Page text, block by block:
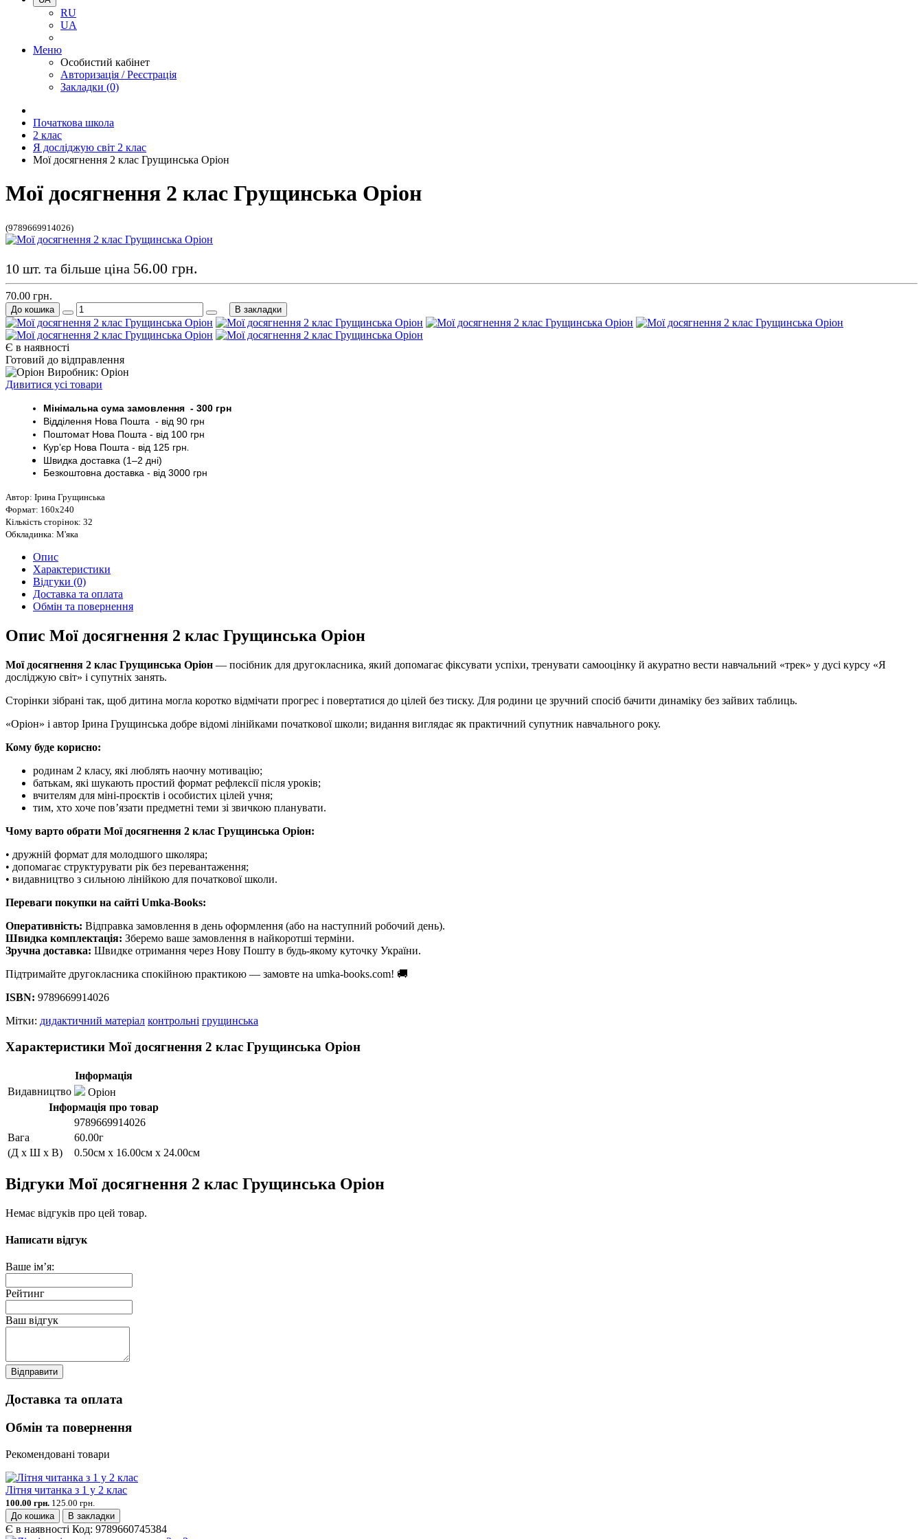
RU
UA
Меню
Особистий кабінет
Авторизація / Реєстрація
Закладки (0)
Початкова школа
2 клас
Я досліджую світ 2 клас
Мої досягнення 2 клас Грущинська Оріон
Мої досягнення 2 клас Грущинська Оріон
(9789669914026)
Є в наявності
Готовий до відправлення
Виробник: Оріон
Дивитися усі товари
Мінімальна сума замовлення - 300 грн
Відділення Нова Пошта - від 90 грн
ПоштоматНова Пошта - від 100 грн
Кур’єр Нова Пошта - від 125 грн.
Швидка доставка (1–2 дні)
Безкоштовна доставка - від 3000 грн
Автор: Ірина Грущинська
Формат: 160х240
Кількість сторінок: 32
Обкладинка: М'яка
10 шт. та більше ціна 56.00 грн.
70.00 грн.
До кошика В закладки
Опис
Характеристики
Відгуки (0)
Доставка та оплата
Обмін та повернення
Опис Мої досягнення 2 клас Грущинська Оріон
Мої досягнення 2 клас Грущинська Оріон — посібник для другокласника, який допомагає фіксувати успіхи, тренувати самооцінку й акуратно вести навчальний «трек» у дусі курсу «Я
досліджую світ» і супутніх занять.
Сторінки зібрані так, щоб дитина могла коротко відмічати прогрес і повертатися до цілей без тиску. Для родини це зручний спосіб бачити динаміку без зайвих таблиць.
«Оріон» і автор Ірина Грущинська добре відомі лінійками початкової школи; видання виглядає як практичний супутник навчального року.
Кому буде корисно:
родинам 2 класу, які люблять наочну мотивацію;
батькам, які шукають простий формат рефлексії після уроків;
вчителям для міні-проєктів і особистих цілей учня;
тим, хто хоче пов’язати предметні теми зі звичкою планувати.
Чому варто обрати Мої досягнення 2 клас Грущинська Оріон:
• дружній формат для молодшого школяра;
• допомагає структурувати рік без перевантаження;
• видавництво з сильною лінійкою для початкової школи.
Переваги покупки на сайті Umka-Books:
Оперативність: Відправка замовлення в день оформлення (або на наступний робочий день).
Швидка комплектація: Зберемо ваше замовлення в найкоротші терміни.
Зручна доставка: Швидке отримання через Нову Пошту в будь-якому куточку України.
Підтримайте другокласника спокійною практикою — замовте на umka-books.com! 🚚
ISBN: 9789669914026
Мітки: дидактичний матеріал контрольні грущинська
Характеристики Мої досягнення 2 клас Грущинська Оріон
Інформація
Видавництво
Оріон
Інформація про товар
9789669914026
Вага
60.00г
(Д x Ш x В)
0.50см x 16.00см x 24.00см
Відгуки Мої досягнення 2 клас Грущинська Оріон
Немає відгуків про цей товар.
Написати відгук
Ваше ім’я:
Рейтинг
Ваш відгук
Відправити
Доставка та оплата
Обмін та повернення
Рекомендовані товари
Літня читанка з 1 у 2 клас
100.00 грн. 125.00 грн.
До кошика
В закладки
Є в наявності Код: 9789660745384